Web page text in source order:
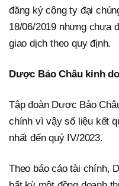
đăng ký công ty đại
18/06/2019 nhưng chưa
giao dịch theo quy định.
Dược Bảo Châu kinh
Tập đoàn Dược Bảo
chính vì vậy số liệu kết
nhất đến quý IV/2023.
Theo báo cáo tài chính,